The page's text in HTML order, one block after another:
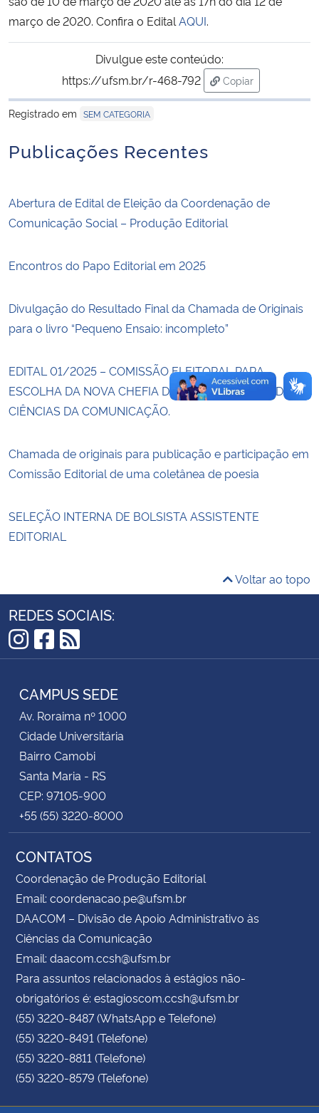
Ministério do Desenvolvimento Regional
Controladoria-Geral da União
Ministério da Mulher, da Família e dos Direitos Humanos
Secretaria de Governo
Gabinete de Segurança Institucional
Banco Central do Brasil
Planalto
março de 2020. Confira o Edital AQUI.
Divulgue este conteúdo:
https://ufsm.br/r-468-792
Copiar
para área de
Registrado em SEM CATEGORIA
Publicações Recentes
Abertura de Edital de Eleição da Coordenação de
Comunicação Social – Produção Editorial
Encontros do Papo Editorial em 2025
Divulgação do Resultado Final da Chamada de Originais
para o livro “Pequeno Ensaio: incompleto”
EDITAL 01/2025 – COMISSÃO ELEITORAL PARA
ESCOLHA DA NOVA CHEFIA DO DEPARTAMENTO DE
CIÊNCIAS DA COMUNICAÇÃO.
Chamada de originais para publicação e participação em
Comissão Editorial de uma coletânea de poesia
SELEÇÃO INTERNA DE BOLSISTA ASSISTENTE
EDITORIAL
Voltar ao topo
REDES SOCIAIS:
Instagram
Facebook
RSS
CAMPUS SEDE
Av. Roraima nº 1000
Cidade Universitária
Bairro Camobi
Santa Maria - RS
CEP: 97105-900
+55 (55) 3220-8000
CONTATOS
Coordenação de Produção Editorial
Email: coordenacao.pe@ufsm.br
DAACOM – Divisão de Apoio Administrativo às
Ciências da Comunicação
Email: daacom.ccsh@ufsm.br
Para assuntos relacionados à estágios não-
obrigatórios é: estagioscom.ccsh@ufsm.br
(55) 3220-8487 (WhatsApp e Telefone)
(55) 3220-8491 (Telefone)
(55) 3220-8811 (Telefone)
(55) 3220-8579 (Telefone)